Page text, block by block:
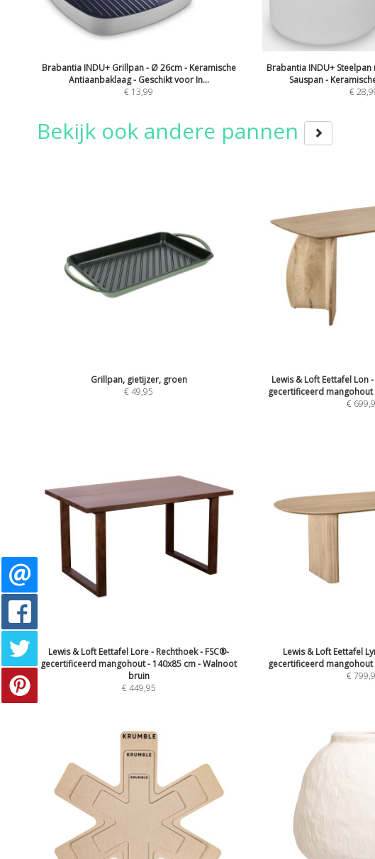
Brabantia INDU+ Grillpan - Ø 26cm - Keramische
Antiaanbaklaag - Geschikt voor In...
€ 13,99
Brabantia INDU+
Sauspan -
€
Bekijk ook andere pannen
Grillpan, gietijzer, groen
€49,95
Lewis & Loft Eettafel Lon
gecertificeerd mangohout
€
Lewis & Loft Eettafel Lore - Rechthoek - FSC®-
gecertificeerd mangohout - 140x85 cm - Walnoot
bruin
€449,95
Lewis & Loft Eettafel
gecertificeerd mangohout
€